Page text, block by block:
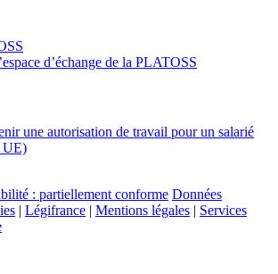
d’échange de la PLATOSS
une autorisation de travail pour un salarié
UE)
: partiellement conforme Données
| Légifrance | Mentions légales | Services